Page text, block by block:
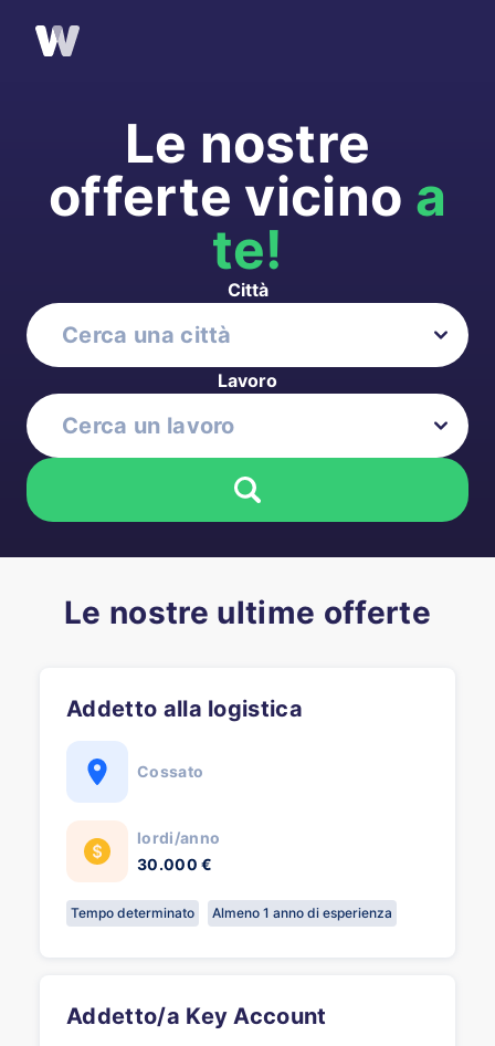
Le nostre
offerte vicino a
te!
Città
Lavoro
Le nostre ultime offerte
Addetto alla logistica
Cossato
lordi/anno
30.000 €
Tempo determinato Almeno 1 anno di esperienza
Addetto/a Key Account